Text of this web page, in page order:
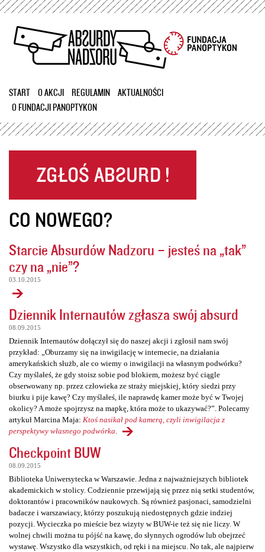
Przejdź
treści
START O AKCJI REGULAMIN
AKTUALNOŚCI
O FUNDACJI PANOPTYKON
CO NOWEGO?
Starcie Absurdów Nadzoru – jesteś na „tak”
czy na „nie”?
03.10.2015
Dziennik Internautów zgłasza swój absurd
08.09.2015
Dziennik Internautów dołączył się do naszej akcji i zgłosił nam swój
przykład: „Oburzamy się na inwigilację w internecie, na działania
amerykańskich służb, ale co wiemy o inwigilacji na własnym podwórku?
Czy myślałeś, że gdy stoisz sobie pod blokiem, możesz być ciągle
obserwowany np. przez człowieka ze straży miejskiej, który siedzi przy
biurku i pije kawę? Czy myślałeś, ile naprawdę kamer może być w Twojej
okolicy? A może spojrzysz na mapkę, która może to ukazywać?”. Polecamy
artykuł Marcina Maja: Ktoś nasikał pod kamerą, czyli inwigilacja z
perspektywy własnego podwórka
Checkpoint BUW
08.09.2015
Biblioteka Uniwersytecka w Warszawie. Jedna z najważniejszych bibliotek
akademickich w stolicy. Codziennie przewijają się przez nią setki studentów,
doktorantów i pracowników naukowych. Są również pasjonaci, samodzielni
badacze i warszawiacy, którzy poszukują niedostępnych gdzie indziej
pozycji. Wycieczka po mieście bez wizyty w BUW-ie też się nie liczy. W
wolnej chwili można tu pójść na kawę, do słynnych ogrodów lub obejrzeć
wystawę. Wszystko dla wszystkich, od ręki i na miejscu. No tak, ale najpierw